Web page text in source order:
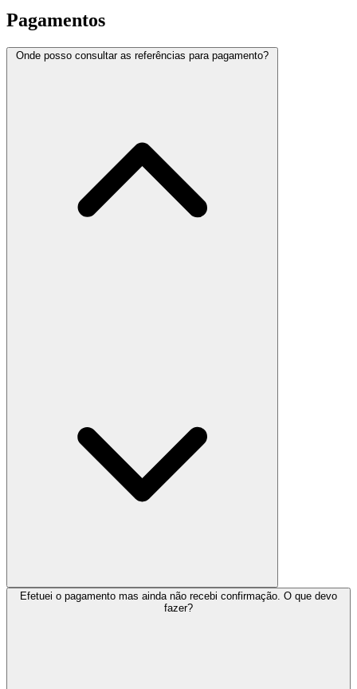
Pagamentos
Onde posso consultar as referências para pagamento?
Efetuei o pagamento mas ainda não recebi confirmação. O que devo
fazer?